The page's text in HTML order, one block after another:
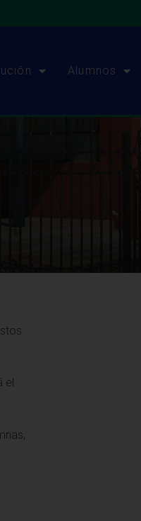
Alumnos
el